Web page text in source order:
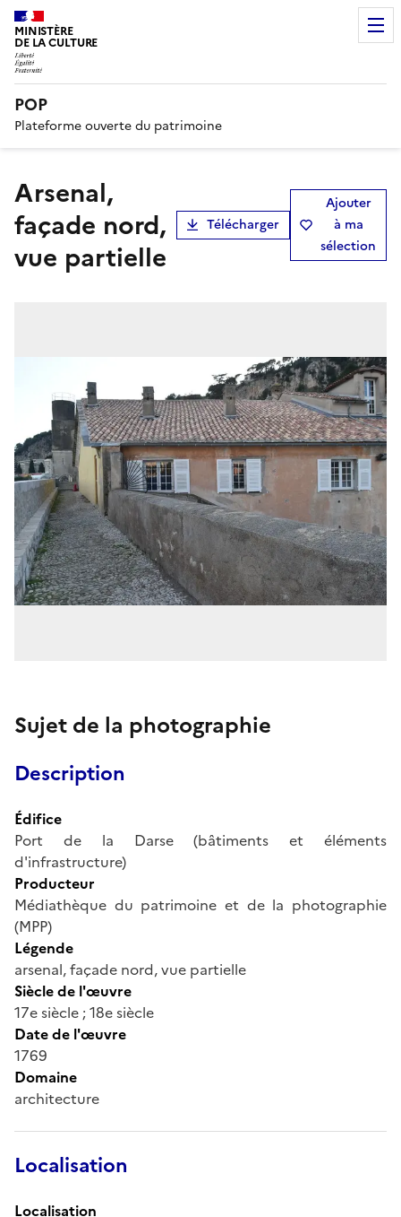
MINISTÈRE
DE LA CULTURE
POP
Plateforme ouverte du patrimoine
arsenal,
façade nord,
vue partielle
Télécharger
Ajouter
à ma
sélection
Sujet de la photographie
Description
Édifice
Port de la Darse (bâtiments et éléments
d'infrastructure)
Producteur
Médiathèque du patrimoine et de la photographie
(MPP)
Légende
arsenal, façade nord, vue partielle
Siècle de l'œuvre
17e siècle ; 18e siècle
Date de l'œuvre
1769
Domaine
architecture
Localisation
Localisation